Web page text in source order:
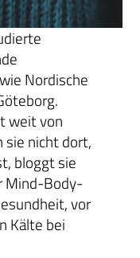
Nordische
weit von
sie nicht dort,
bloggt sie
Mind-Body-
vor
Kälte bei